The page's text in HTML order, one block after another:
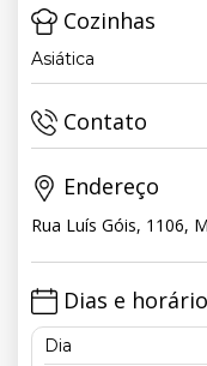
Cozinhas
Asiática
Contato
Endereço
Rua Luís Góis, 1106,
Dias e
Dia